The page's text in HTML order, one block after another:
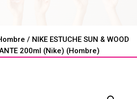
/ NIKE ESTUCHE SUN & WOOD
200ml (Nike) (Hombre)